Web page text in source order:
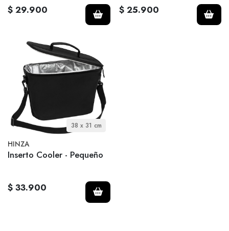
$ 29.900
$ 25.900
38 x 31 cm
HINZA
Inserto Cooler - Pequeño
$ 33.900